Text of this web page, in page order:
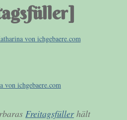
von ichgebaere.com
von ichgebaere.com
Freitagsfüllerhält